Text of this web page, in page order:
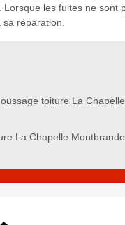
les fuites ne sont
sa réparation.
toiture La Chapelle
La Chapelle